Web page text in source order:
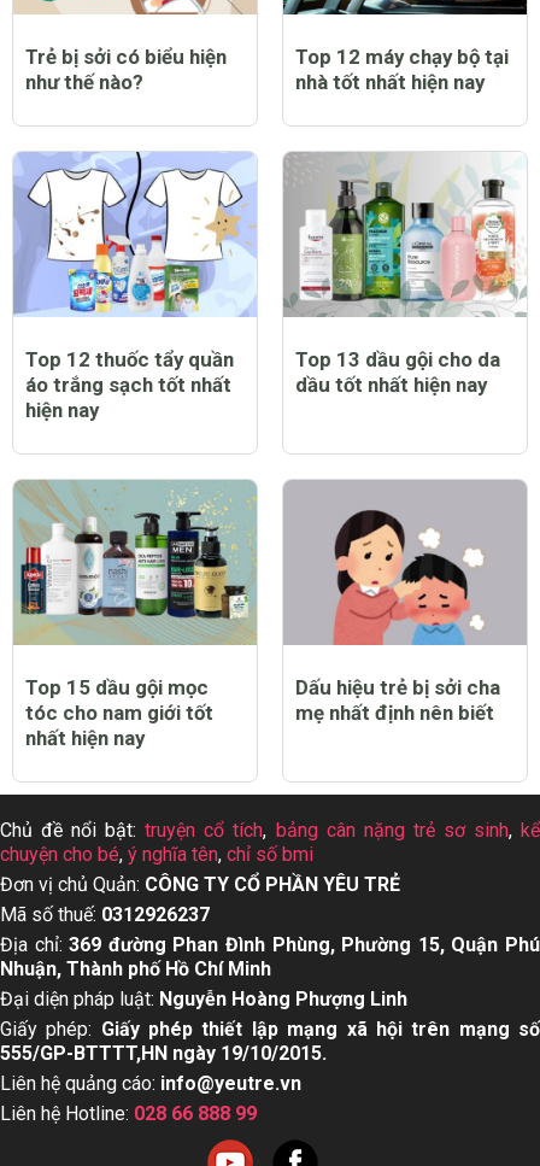
Trẻ bị sởi có biểu hiện
như thế nào?
Top 12 máy chạy bộ tại
nhà tốt nhất hiện nay
áo trắng sạch tốt nhất
hiện nay
Top 15 dầu gội mọc
tóc cho nam giới tốt
nhất hiện nay
Dấu hiệu trẻ bị sởi cha
mẹ nhất định nên biết
Chủ đề nổi bật:truyện cổ tích,bảng cân nặng trẻ sơ sinh,kể
chuyện cho bé, ý nghĩa tên, chỉ số bmi
Đơn vị chủ Quản:CÔNG TY CỔ PHẦN YÊU TRẺ
Mã số thuế: 0312926237
Địa chỉ:369 đường Phan Đình Phùng, Phường 15, Quận Phú
Nhuận, Thành phố Hồ Chí Minh
Đại diện pháp luật:Nguyễn Hoàng Phượng Linh
Giấy phép thiết lập mạng xã hội trên mạng số